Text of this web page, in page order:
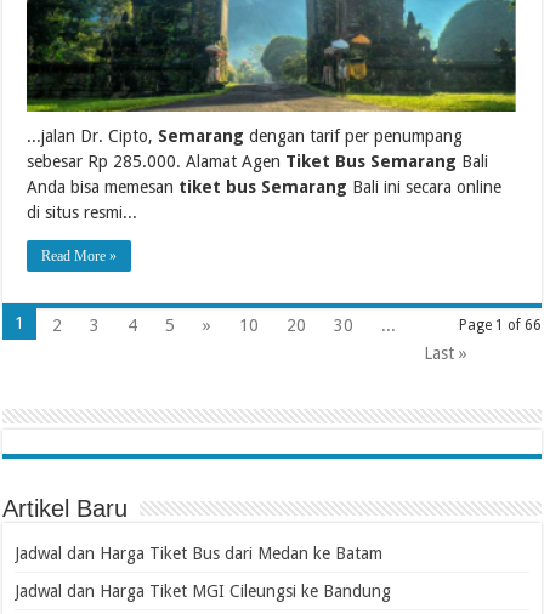
...jalan Dr. Cipto, Semarang dengan tarif per penumpang
sebesar Rp 285.000. Alamat Agen Tiket Bus Semarang Bali
Anda bisa memesan tiket bus Semarang Bali ini secara online
di situs resmi...
Read More »
Page 1 of 66
1 2 3 4 5 » 10 20 30
...
Last »
Artikel Baru
Jadwal dan Harga Tiket Bus dari Medan ke Batam
Jadwal dan Harga Tiket MGI Cileungsi ke Bandung